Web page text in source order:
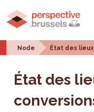
Node État des
État des